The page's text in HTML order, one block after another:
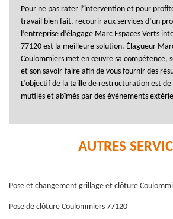
Pour ne pas rater l’intervention et pour
travail bien fait, recourir aux services d’un
l’entreprise d’élagage Marc Espaces Verts
77120 est la meilleure solution. Élagueur
Coulommiers met en œuvre sa compétence,
et son savoir-faire afin de vous fournir des
L’objectif de la taille de restructuration est
mutilés et abîmés par des évènements
AUTRES
Pose et changement grillage et clôture
Pose de clôture Coulommiers 77120